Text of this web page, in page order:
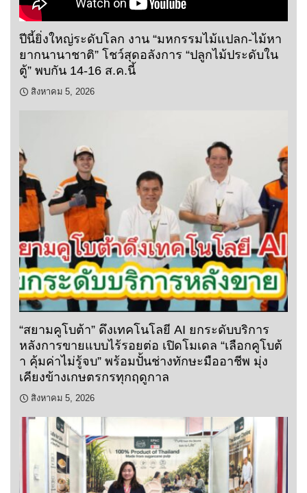
ปีนี้ยิ่งใหญ่ระดับโลก งาน “มหกรรมไม้แปลก-ไม้หา
ยากนานาชาติ” โชว์สุดอลังการ “ปลูกไม้ประดับใน
ตู้” พบกัน 14-16 ส.ค.นี้
สิงหาคม 5, 2026
“สยามคูโบต้า” ดึงเทคโนโลยี AI ยกระดับบริการ
หลังการขายแบบไร้รอยต่อ เปิดโมเดล “เลือกคูโบต้
า คุ้มค่าไม่รู้จบ” พร้อมปั้นช่างทักษะมืออาชีพ มุ่ง
เคียงข้างเกษตรกรทุกฤดูกาล
สิงหาคม 5, 2026